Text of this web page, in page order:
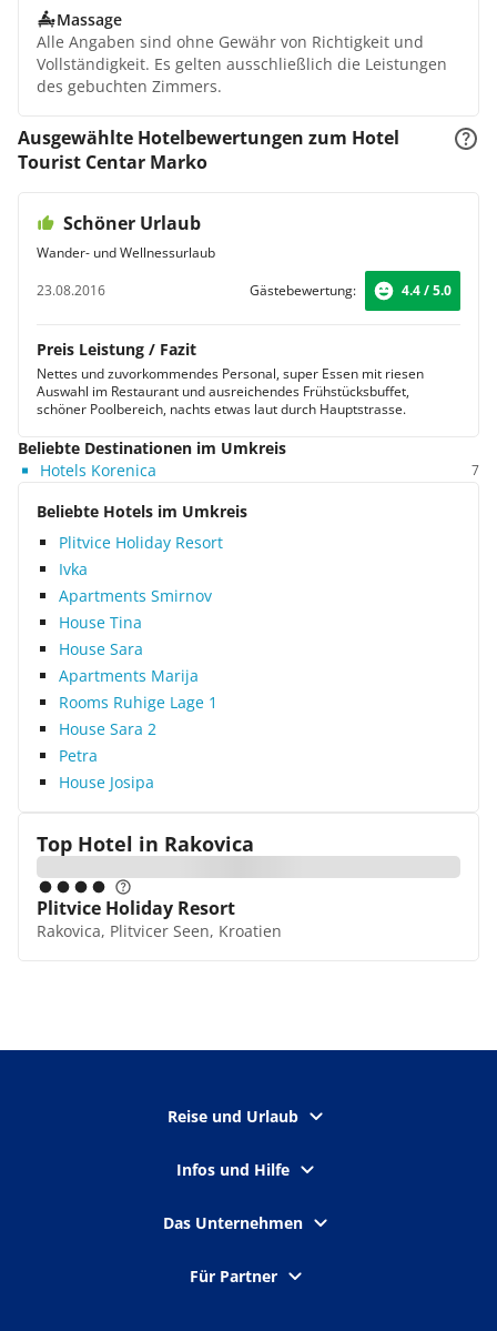
Massage
Alle Angaben sind ohne Gewähr von Richtigkeit und
Vollständigkeit. Es gelten ausschließlich die Leistungen
des gebuchten Zimmers.
Ausgewählte Hotelbewertungen zum Hotel
Tourist Centar Marko
Schöner Urlaub
Wander- und Wellnessurlaub
23.08.2016
Gästebewertung: 4.4 / 5.0
Preis Leistung / Fazit
Nettes und zuvorkommendes Personal, super Essen mit riesen
Auswahl im Restaurant und ausreichendes Frühstücksbuffet,
schöner Poolbereich, nachts etwas laut durch Hauptstrasse.
Beliebte Destinationen im Umkreis
Hotels Korenica
7
Beliebte Hotels im Umkreis
Plitvice Holiday Resort
Ivka
Apartments Smirnov
House Tina
House Sara
Apartments Marija
Rooms Ruhige Lage 1
House Sara 2
Petra
House Josipa
Top Hotel in Rakovica
Plitvice Holiday Resort
Rakovica, Plitvicer Seen, Kroatien
Reise und Urlaub
Infos und Hilfe
Das Unternehmen
Für Partner